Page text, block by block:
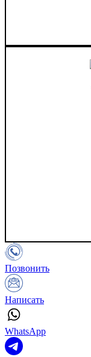
Позвонить
Написать
WhatsApp